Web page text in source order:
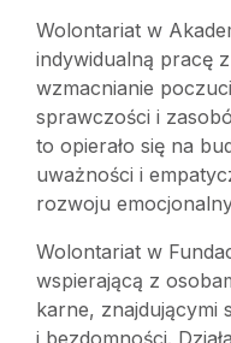
Wolontariat w
indywidualną pracę
wzmacnianie
sprawczości i
to opierało się na
uważności i
rozwoju
Wolontariat w
wspierającą z
karne, znajdującymi
i bezdomności.